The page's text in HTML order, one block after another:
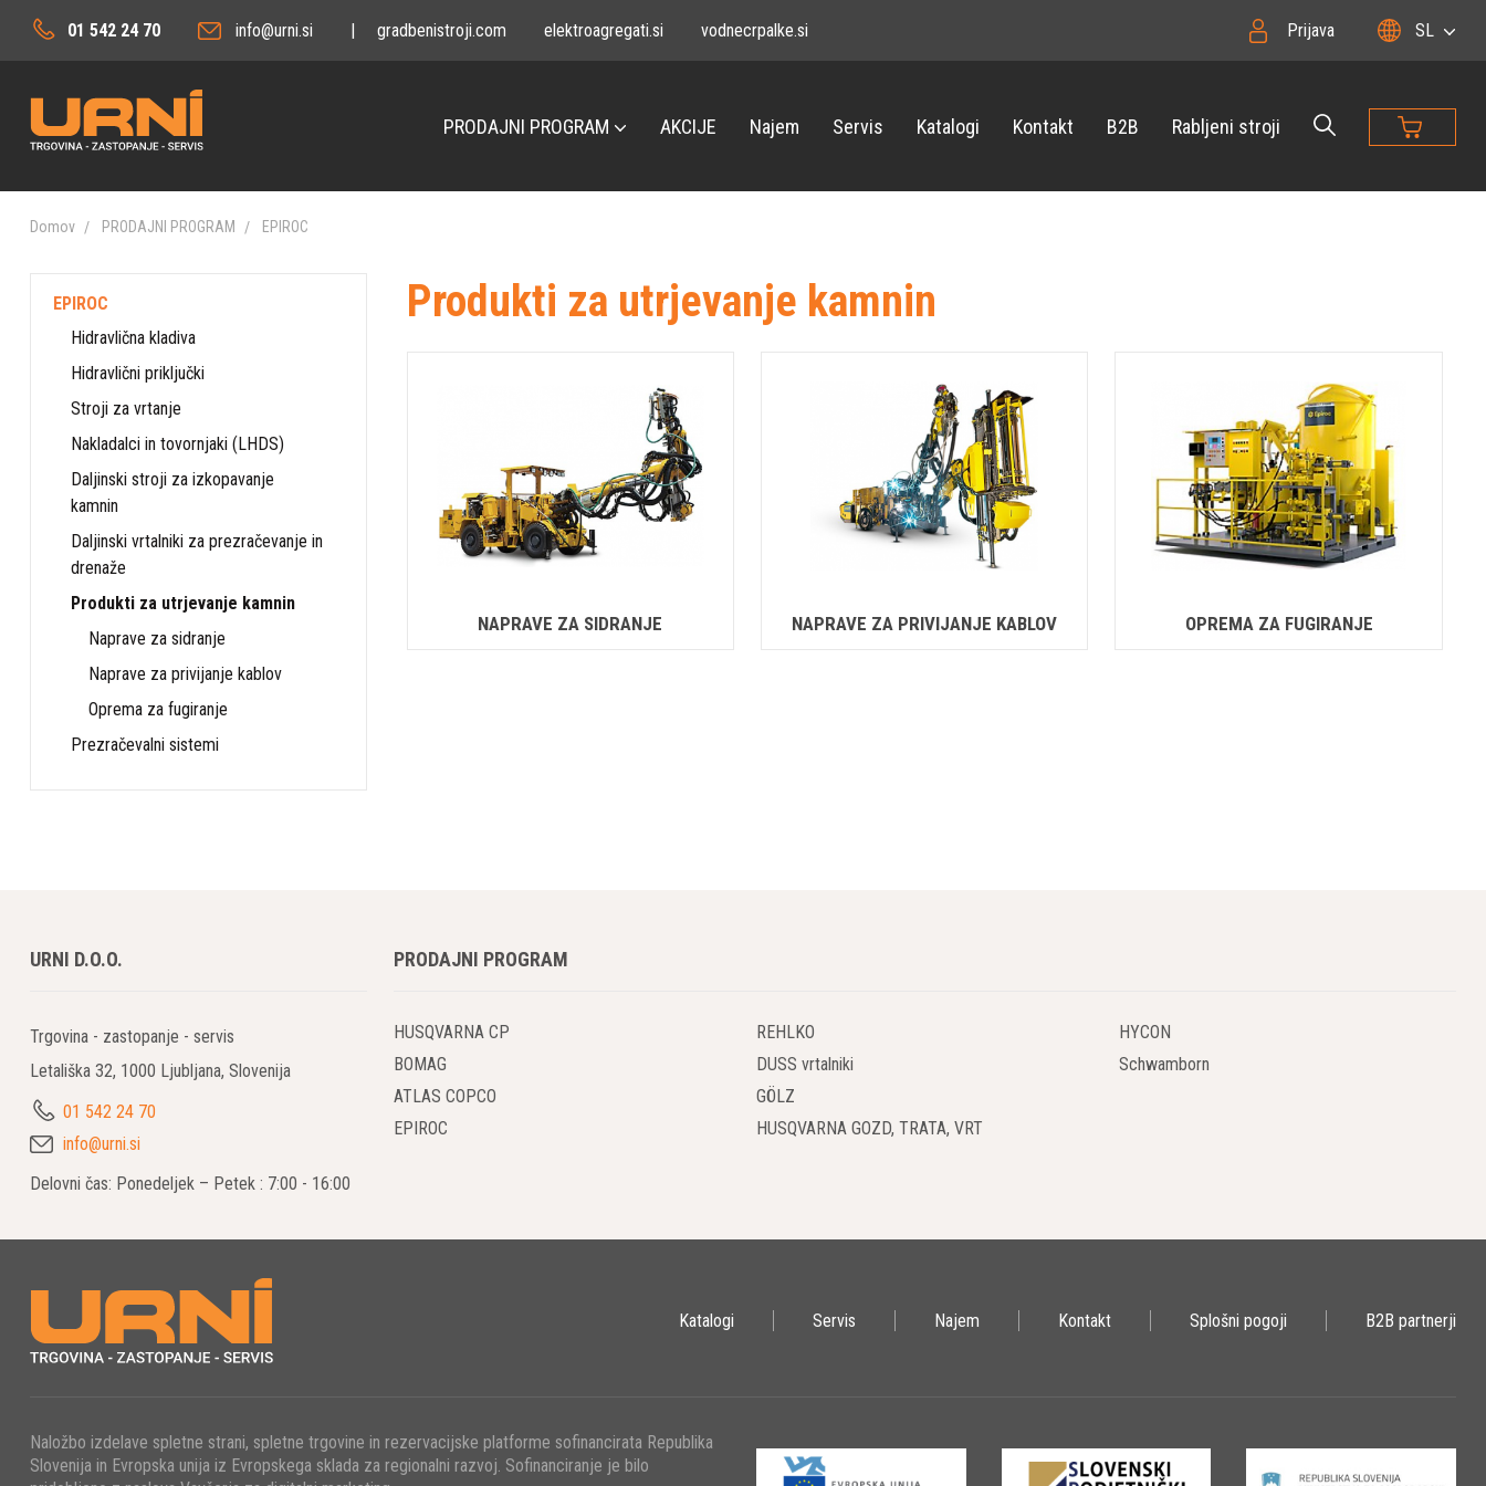
01 542 24 70 info@urni.si | gradbenistroji.com elektroagregati.si vodnecrpalke.si Prijava SL
PRODAJNI PROGRAM AKCIJE Najem Servis Katalogi Kontakt B2B Rabljeni stroji
Domov PRODAJNI PROGRAM EPIROC
EPIROC
Hidravlična kladiva
Hidravlični priključki
Stroji za vrtanje
Nakladalci in tovornjaki (LHDS)
Daljinski stroji za izkopavanje
kamnin
Daljinski vrtalniki za prezračevanje in
drenaže
Produkti za utrjevanje kamnin
Naprave za sidranje
Naprave za privijanje kablov
Oprema za fugiranje
Prezračevalni sistemi
Produkti za utrjevanje kamnin
NAPRAVE ZA SIDRANJE NAPRAVE ZA PRIVIJANJE KABLOV OPREMA ZA FUGIRANJE
URNI D.O.O.
Trgovina - zastopanje - servis
Letališka 32, 1000 Ljubljana, Slovenija
01 542 24 70
info@urni.si
Delovni čas: Ponedeljek – Petek : 7:00 - 16:00
PRODAJNI PROGRAM
HUSQVARNA CP
BOMAG
ATLAS COPCO
EPIROC
REHLKO
DUSS vrtalniki
GÖLZ
HUSQVARNA GOZD, TRATA, VRT
HYCON
Schwamborn
Katalogi Servis Najem Kontakt Splošni pogoji B2B partnerji
Naložbo izdelave spletne strani, spletne trgovine in rezervacijske platforme sofinancirata Republika
Slovenija in Evropska unija iz Evropskega sklada za regionalni razvoj. Sofinanciranje je bilo